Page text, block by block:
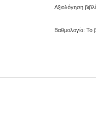
Αξιολόγηση
Βαθμολογία: Το